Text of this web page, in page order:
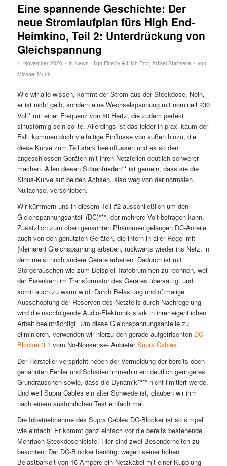
Eine spannende Geschichte: Der
neue Stromlaufplan fürs High End-
Heimkino, Teil 2: Unterdrückung von
Gleichspannung
1. November 2020 / in News, High Fidelity & High End, Artikel Startseite / von
Michael Munk
Wie wir alle wissen, kommt der Strom aus der Steckdose. Nein,
er ist nicht gelb, sondern eine Wechselspannung mit nominell 230
Volt* mit einer Frequenz von 50 Hertz, die zudem perfekt
sinusförmig sein sollte. Allerdings ist das leider in praxi kaum der
Fall, kommen doch vielfältige Einflüsse von außen hinzu, die
diese Kurve zum Teil stark beeinflussen und es so den
angeschlossen Geräten mit ihren Netzteilen deutlich schwerer
machen. Allen diesen Störenfrieden** ist gemein, dass sie die
Sinus-Kurve auf beiden Achsen, also weg von der normalen
Nullachse, verschieben.
Wir kümmern uns in diesem Teil #2 ausschließlich um den
Gleichspannungsanteil (DC)***, der mehrere Volt betragen kann.
Zusätzlich zum oben genannten Phänomen gelangen DC-Anteile
auch von den genutzten Geräten, die intern in aller Regel mit
(kleinerer) Gleichspannung arbeiten, rückwärts wieder ins Netz, in
dem meist noch andere Geräte arbeiten. Dadurch ist mit
Störgeräuschen wie zum Beispiel Trafobrummen zu rechnen, weil
der Eisenkern im Transformator des Gerätes übersättigt und
somit auch zu warm wird. Durch Belastung und oftmalige
Ausschöpfung der Reserven des Netzteils durch Nachregelung
wird die nachfolgende Audio-Elektronik stark in ihrer eigentlichen
Arbeit beeinträchtigt. Um diese Gleichspannungsanteile zu
eliminieren, verwenden wir hierzu den gerade aufgefrischten DC-
Blocker 3.1 vom No-Nonsense- AnbieterSupra Cables.
Der Hersteller verspricht neben der Vermeidung der bereits oben
genannten Fehler und Schäden immerhin ein deutlich geringeres
Grundrauschen sowie, dass die Dynamik**** nicht limitiert werde.
Und weil Supra Cables ein alter Schwede ist, glauben wir ihm
nach einem ausführlichen Test einfach mal.
Die Inbetriebnahme des Supra Cables DC-Blocker ist so simpel
wie einfach: Er kommt ganz einfach vor die bereits bestehende
Mehrfach-Steckdosenleiste. Hier sind zwei Besonderheiten zu
beachten: Der DC-Blocker benötigt wegen seiner hohen
Belastbarkeit von 16 Ampère ein Netzkabel mit einer Kupplung